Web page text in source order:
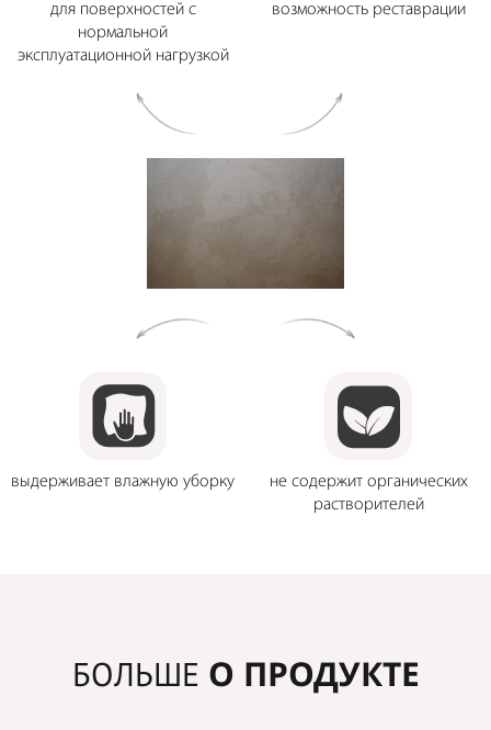
для поверхностей с
нормальной
эксплуатационной нагрузкой
выдерживает влажную уборку
возможность реставрации
не содержит органических
растворителей
БОЛЬШЕ О ПРОДУКТЕ